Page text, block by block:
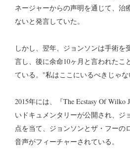
ネージャーからの声明を通じて、治
ないと発言していた。
しかし、翌年、ジョンソンは手術を
言し、後に余命10ヶ月と言われたこ
ている。"私はここにいるべきじゃな
2015年には、『The Ecstasy Of Wilko
いドキュメンタリーが公開され、ジ
点を当て、ジョンソンとザ・フーの
音声がフィーチャーされている。